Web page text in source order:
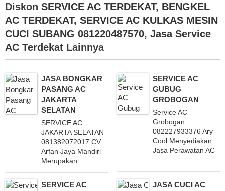
Diskon SERVICE AC TERDEKAT, BENGKEL
AC TERDEKAT, SERVICE AC KULKAS MESIN
CUCI SUBANG 081220487570, Jasa Service
AC Terdekat Lainnya
JASA BONGKAR
PASANG AC
JAKARTA
SELATAN
SERVICE AC
JAKARTA SELATAN
081382072017 CV
Arfan Jaya Mandiri
Merupakan ...
SERVICE AC
GUBUG
GROBOGAN
Service AC
Grobogan
082227933376 Ary
Cool Menyediakan
Jasa Perawatan AC
SERVICE AC
JASA CUCI AC